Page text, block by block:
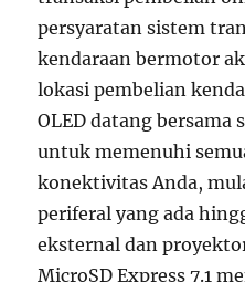
persyaratan sistem
kendaraan bermotor
lokasi pembelian
OLED datang bersama
untuk memenuhi
konektivitas Anda,
periferal yang ada
eksternal dan
MicroSD Express 7.1